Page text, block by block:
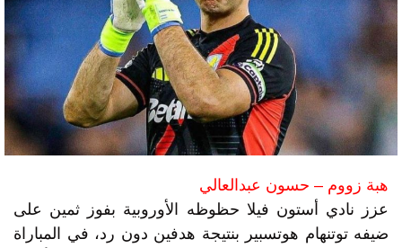
هبة زووم – حسون عبدالعالي
عزز نادي أستون فيلا حظوظه الأوروبية بفوز ثمين على
ضيفه توتنهام هوتسبير بنتيجة هدفين دون رد، في المباراة